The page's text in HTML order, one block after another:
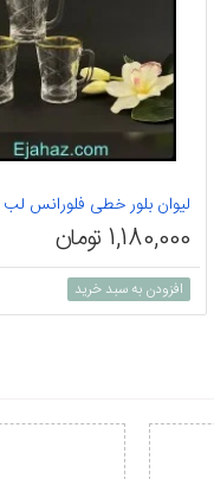
لیوان بلور خطی فلورانس لب
1,180,000 تومان
افزودن به سبد خرید